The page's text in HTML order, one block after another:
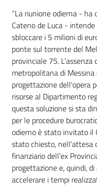
“La riunione odierna -
Cateno de Luca -
sbloccare i 5 milioni di
ponte sul torrente del
provinciale 75.
metropolitana di
progettazione dell'opera
risorse al Dipartimento
questa soluzione si sta
per le procedure
odierno è stato invitato il
stato chiesto, nell'attesa
finanziario dell'ex
progettazione e, quindi,
accelerare i tempi